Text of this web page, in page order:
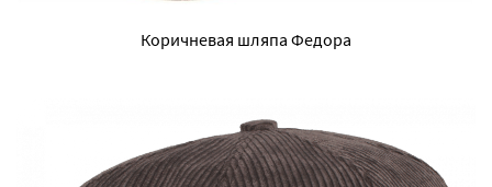
Коричневая шляпа Федора